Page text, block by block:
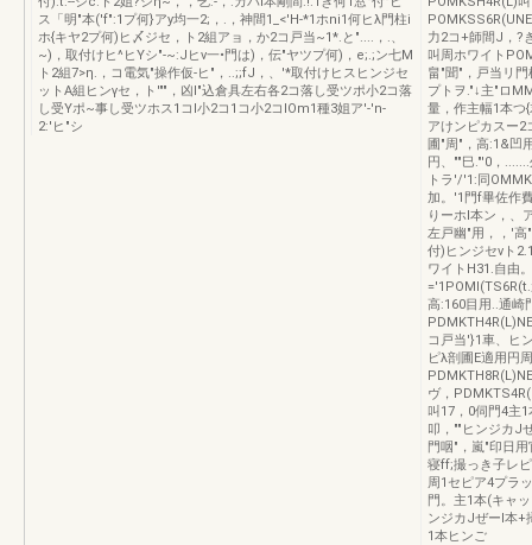
ス「明"本('f":1プ何}アy均一2;，.，神間1_<'H-*1ホni1何ヒλ門柱i
ホ{キヤ2プ何)ヒ〆ジセ，ト2組アョ，か2コ戸当~1*.と"....，.、
~)，取付けヒ^ヒYシ"-~:Jヒν一•門は)，伝"ヤツプ何)，e;.;ン七M
ト2組7>η.，コ電気"操作仮-ヒ"，..;;fJ，、'*取付けヒスヒンジセ
ットA組ヒンγセ，ト'""，凶I"込倉具左右各2コ落し受ツポ小2コ落
し受Yポ~事し受ツホス1コl小2コ1コ小2コlOm1種3姐ア'-'n-
2:'ヒ"シ
力2コ+師間J，?
叫周ホワイト
畠"聞"，戸当リ
プトヲ."↓主"ロ
量，作主幅1本つ
アけンピカスー2
圃"周"，高:1&凹
円、""巳."'0，
トラ'/'1:同
加。'1門f畢佐作
りーホI本ン，、
左戸幽"用，，'高
付)ヒンジセvト
ワイトH31.自由
高:160目用..通崎
コ戸当'}1車、ヒ
ピλ剖圃E適用円
ヴ，
叫17，0伺門4主
叩，""ヒンジカJ
門咽"，嵐"印日
寝ff;撮っき子レ
周1セピア4プラ
門。主1本(キャ
ンジカJぜーl本+
1本ヒンご